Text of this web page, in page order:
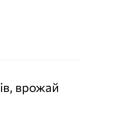
врожай